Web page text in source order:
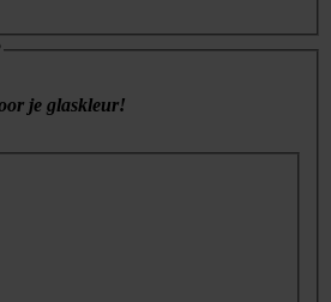
je glaskleur!